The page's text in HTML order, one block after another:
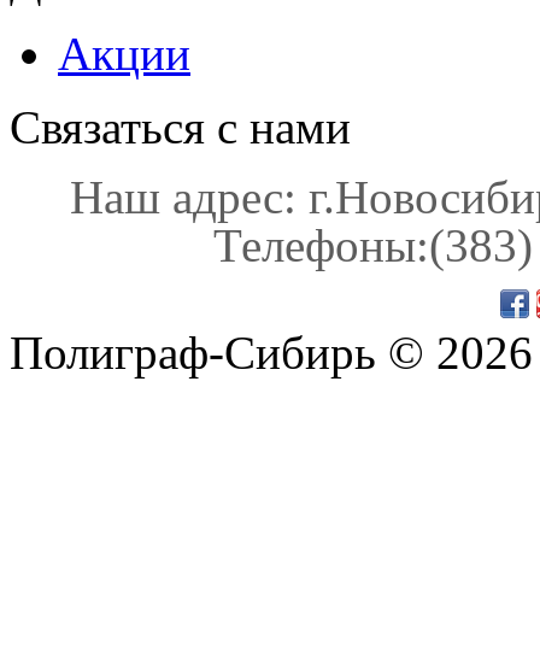
Акции
Связаться с нами
Наш адрес:
Полиграф-Сибирь © 2026